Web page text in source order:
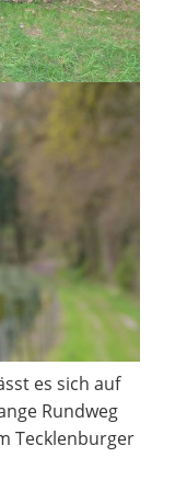
es sich auf
Rundweg
Tecklenburger